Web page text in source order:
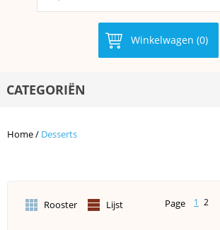
Winkelwagen (0)
CATEGORIËN
Home/ Desserts
Rooster Lijst Page 1 2